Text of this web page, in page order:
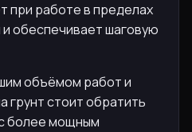
при работе в пределах
обеспечивает шаговую
объёмом работ и
грунт стоит обратить
более мощным